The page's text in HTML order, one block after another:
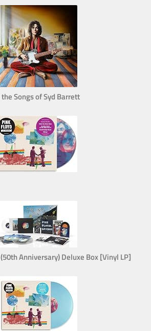
Songs of Syd Barrett
Anniversary) Deluxe Box [Vinyl LP]